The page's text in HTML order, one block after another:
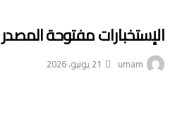
الإستخبارات مفتوحة المصدر
umam 21 يونيو، 2026